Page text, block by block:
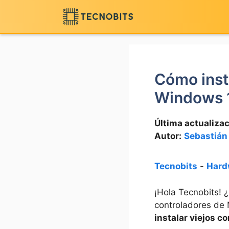
contenido
Cómo
Windows
Última
Autor:
Tecnobits -
¡Hola Tecnobits!
controladores de
instalar viejos